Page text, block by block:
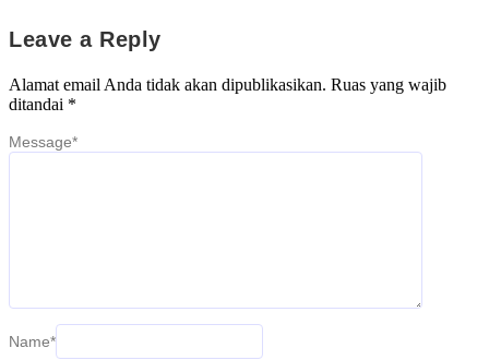
Leave a Reply
Alamat email Anda tidak akan dipublikasikan. Ruas yang wajib
ditandai *
Message*
Name*